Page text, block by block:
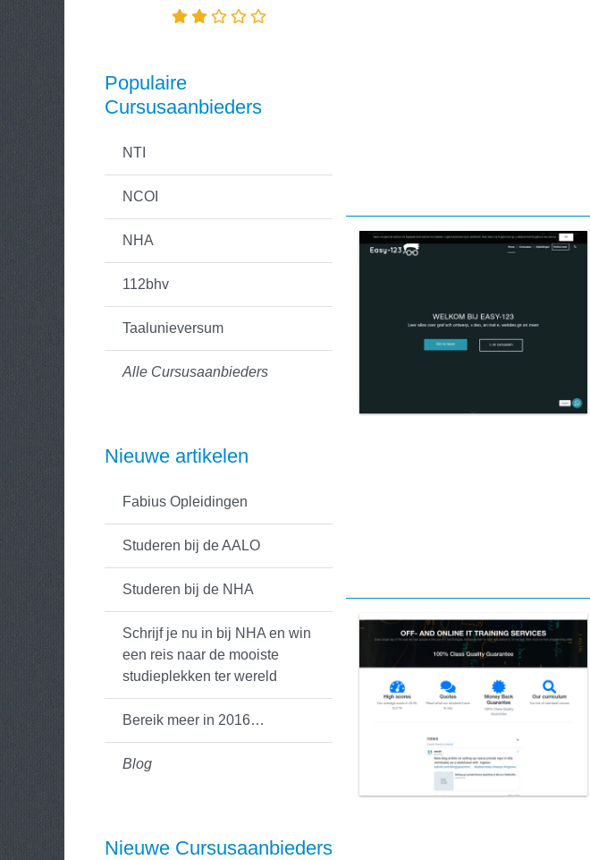
Populaire
Cursusaanbieders
NTI
NCOI
NHA
112bhv
Taalunieversum
Alle Cursusaanbieders
Nieuwe artikelen
Fabius Opleidingen
Studeren bij de AALO
Studeren bij de NHA
Schrijf je nu in bij NHA en win
een reis naar de mooiste
studieplekken ter wereld
Bereik meer in 2016…
Blog
Nieuwe Cursusaanbieders